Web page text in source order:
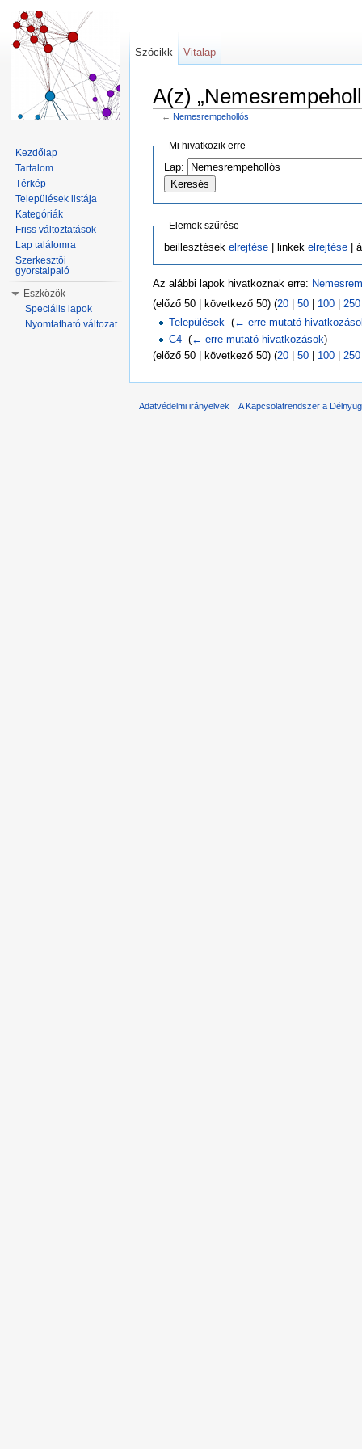
A(z)
← Nemesrempehollós
Mi hivatkozik erre
Lap:
Elemek szűrése
beillesztések elrejtése| linkek elrejtése|
Az alábbi lapok hivatkoznak erre:
(előző 50 | következő 50) (20 50 100 250
Települések ‎(← erre mutató
C4 ‎(← erre mutató hivatkozások)
(előző 50 | következő 50) (20 50 100 250
Szócikk Vitalap
Kezdőlap
Tartalom
Térkép
Települések listája
Kategóriák
Friss változtatások
Lap találomra
Szerkesztői
gyorstalpaló
Eszközök
Speciális lapok
Nyomtatható változat
Adatvédelmi irányelvek A Kapcsolatrendszer a